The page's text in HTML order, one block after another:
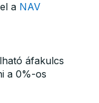
a NAV
áfakulcs
a 0%-os